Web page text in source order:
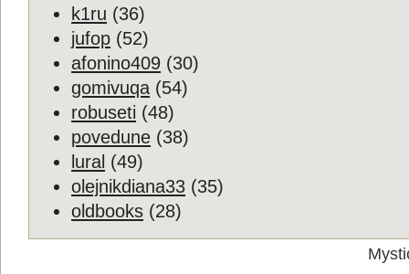
k1ru (36)
jufop (52)
afonino409 (30)
gomivuqa (54)
robuseti (48)
povedune (38)
lural (49)
olejnikdiana33 (35)
oldbooks (28)